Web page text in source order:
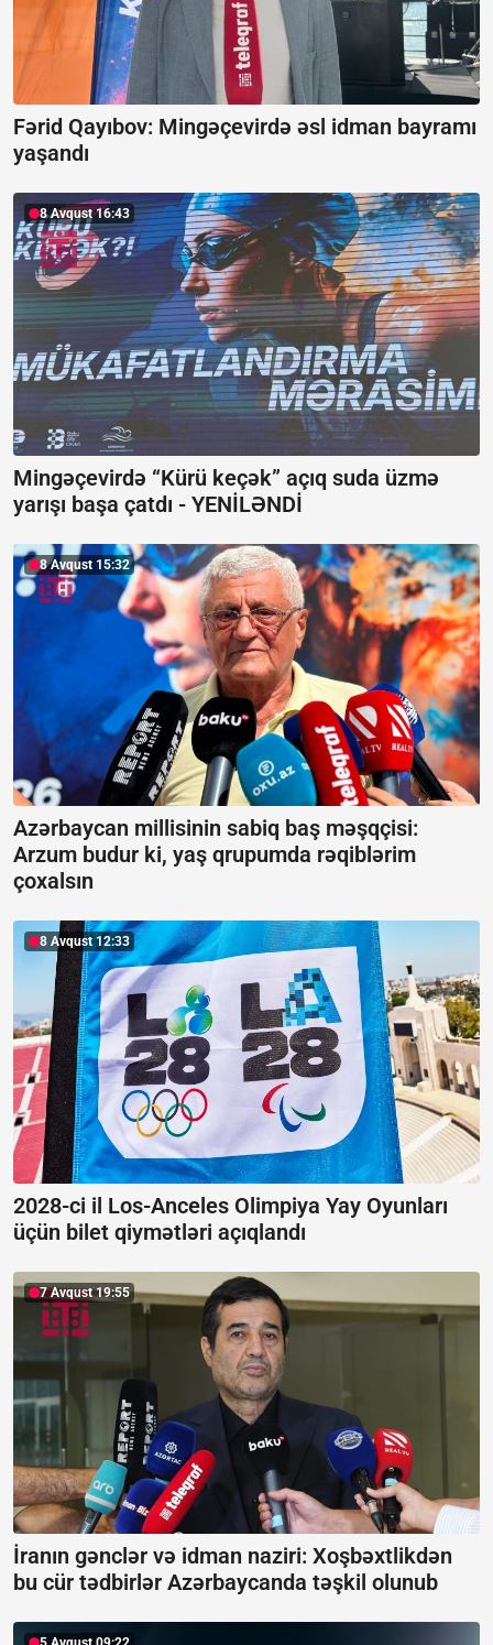
Fərid Qayıbov: Mingəçevirdə əsl idman bayramı
yaşandı
8 Avqust 16:43
Mingəçevirdə “Kürü keçək” açıq suda üzmə
yarışı başa çatdı - YENİLƏNDİ
8 Avqust 15:32
Azərbaycan millisinin sabiq baş məşqçisi:
Arzum budur ki, yaş qrupumda rəqiblərim
çoxalsın
8 Avqust 12:33
2028-ci il Los-Anceles Olimpiya Yay Oyunları
üçün bilet qiymətləri açıqlandı
7 Avqust 19:55
İranın gənclər və idman naziri: Xoşbəxtlikdən
bu cür tədbirlər Azərbaycanda təşkil olunub